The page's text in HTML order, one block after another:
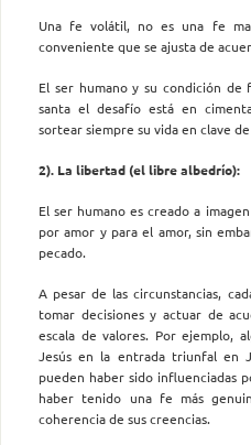
Una fe volátil, no es una fe
conveniente que se ajusta de
El ser humano y su condición
santa el desafío está en
sortear siempre su vida en clave
2). La libertad (el libre albedrío):
El ser humano es creado a
por amor y para el amor, sin
pecado.
A pesar de las circunstancias,
tomar decisiones y actuar de
escala de valores. Por ejemplo,
Jesús en la entrada triunfal en
pueden haber sido influenciadas
haber tenido una fe más
coherencia de sus creencias.